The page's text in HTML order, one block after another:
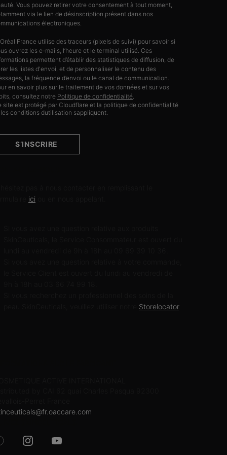
Vous pouvez retirer votre consentement à tout moment,
via le lien de désinscription présent dans nos
électroniques.
France utilise des traceurs (pixels de suivi) pour savoir si
ouvrez les e-mails, l’heure et le terminal utilisé. Ces
permettent d’établir des statistiques de diffusion, de
les listes d'envoi, et de personnaliser le contenu des
la fréquence d’envoi ou le canal de communication.
en savoir plus sur le traitement de vos données et sur vos
consultez notre Politique de confidentialité
site est protégé par Cloudflare et la politique de confidentialité
conditions dutilisation sappliquent.
S’INSCRIRE
ici
Storelocator.